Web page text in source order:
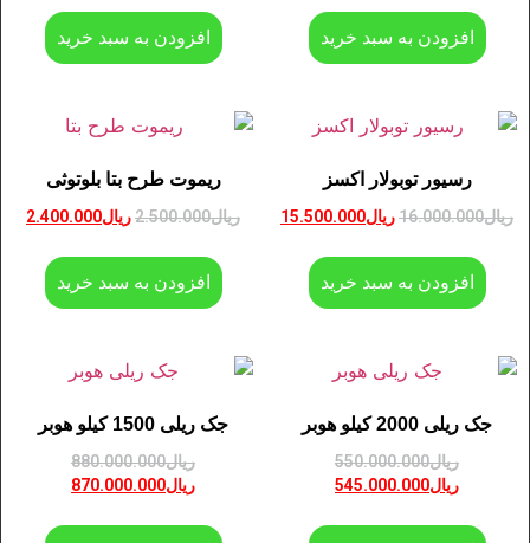
افزودن به سبد خرید افزودن به سبد خرید
رسیور توبولار اکسز
ریال16.000.000ریال15.500.000
افزودن به سبد خرید
ریموت طرح بتا بلوتوثی
ریال2.500.000ریال2.400.000
افزودن به سبد خرید
جک ریلی 2000 کیلو هوبر
ریال550.000.000
ریال545.000.000
جک ریلی 1500 کیلو هوبر
ریال880.000.000
ریال870.000.000